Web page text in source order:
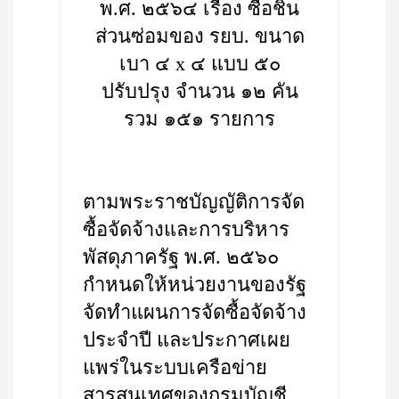
พ.ศ. ๒๕๖๔ เรื่อง ซื้อชิ้น
ส่วนซ่อมของ รยบ. ขนาด
เบา ๔ x ๔ แบบ ๕๐
ปรับปรุง จำนวน ๑๒ คัน
รวม ๑๕๑ รายการ
ตามพระราชบัญญัติการจัด
ซื้อจัดจ้างและการบริหาร
พัสดุภาครัฐ พ.ศ. ๒๕๖๐
กำหนดให้หน่วยงานของรัฐ
จัดทำแผนการจัดซื้อจัดจ้าง
ประจำปี และประกาศเผย
แพร่ในระบบเครือข่าย